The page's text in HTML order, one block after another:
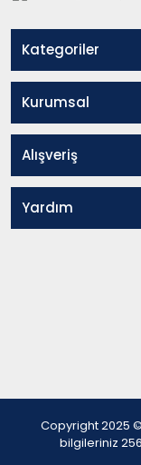
Kategoriler
Kurumsal
Alışveriş
Yardım
Copyright 2025
bilgileriniz